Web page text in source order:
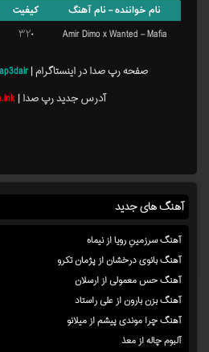
نام خواننده – نام آهنگ کیفیت
Amir Dimo x Wanted – Mafia
۳۲۰
صفحه رپ صدا در اینستاگرام |
آدرس جدید رپ صدا |
آهنگ های جدید
آهنگ سرزمینِ رویا از نیماه
آهنگ بانوی درخشان از پژمان تکرو
آهنگ حس معمولی از ارسلان
آهنگ بزن بارون از علی راستاد
آهنگ چرا موندی پیشم از میلانو
آلبوم چاله از معذ